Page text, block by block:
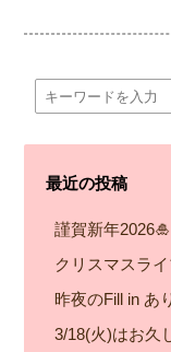
最近の投稿
謹賀新年2026🎍
クリスマスラ
昨夜のFill in あ
3/18(火)はお久